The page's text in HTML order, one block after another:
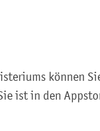
können
ist in den